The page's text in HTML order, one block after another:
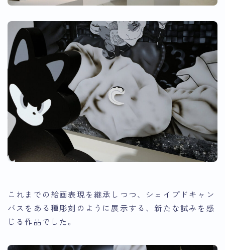
これまでの絵画表現を継承しつつ、シェイプドキャン
バスをある種彫刻のように展示する、新たな試みを感
じる作品でした。